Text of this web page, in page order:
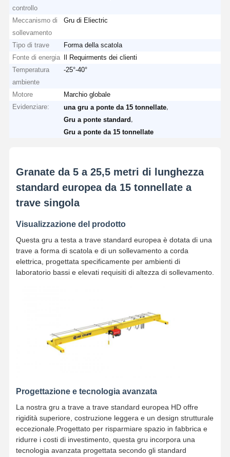
Gru a benna
Gru
Pace
Attrezzatura di trasporto
Dispositivi di sollevamento
controllo
Meccanismo di
sollevamento
Gru di Eliectric
Tipo di trave
Forma della scatola
Fonte di energia
Il Requirments dei clienti
Temperatura
ambiente
-25°-40°
Motore
Marchio globale
Evidenziare:
una gru a ponte da 15 tonnellate
Gru a ponte standard
Gru a ponte da 15 tonnellate
Granate da 5 a 25,5 metri di lunghezza
standard europea da 15 tonnellate a
trave singola
Visualizzazione del prodotto
Questa gru a testa a trave standard europea è dotata di una
trave a forma di scatola e di un sollevamento a corda
elettrica, progettata specificamente per ambienti di
laboratorio bassi e elevati requisiti di altezza di sollevamento.
Progettazione e tecnologia avanzata
La nostra gru a trave a trave standard europea HD offre
rigidità superiore, costruzione leggera e un design strutturale
eccezionale.Progettato per risparmiare spazio in fabbrica e
ridurre i costi di investimento, questa gru incorpora una
tecnologia avanzata progettata secondo gli standard